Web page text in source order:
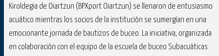
Kiroldegia de Oiartzun (BPXport Oiartzun) se llenaron de entusiasmo
acuático mientras los socios de la institución se sumergían en una
emocionante jornada de bautizos de buceo. La iniciativa, organizada
en colaboración con el equipo de la escuela de buceo Subacuáticas